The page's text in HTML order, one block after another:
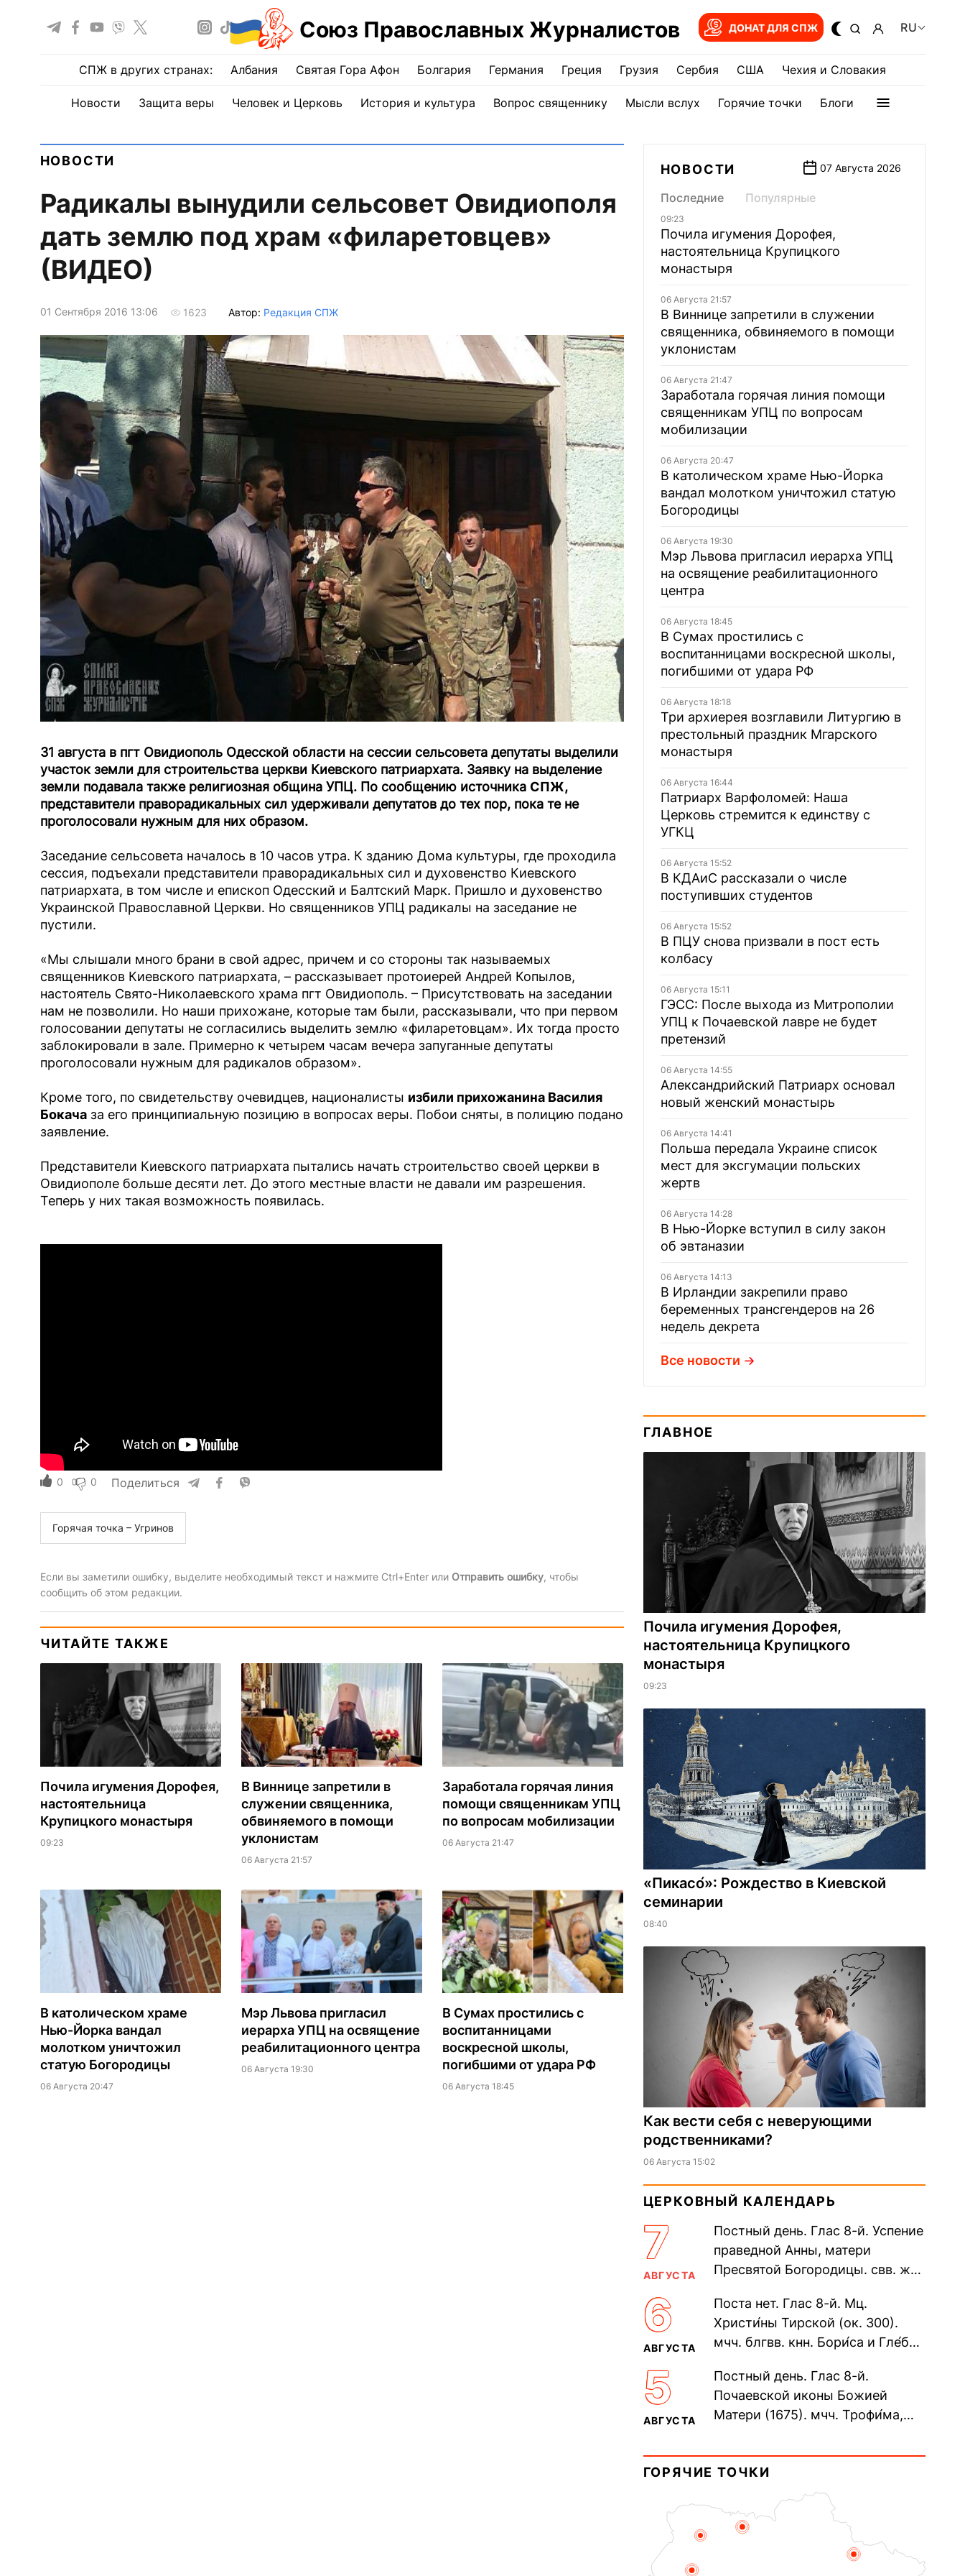
Союз Православных Журналистов ДОНАТ ДЛЯ СПЖ RU
СПЖ в других странах: Албания Святая Гора Афон Болгария Германия Греция Грузия Сербия США Чехия и Словакия
Новости Защита веры Человек и Церковь История и культура Вопрос священнику Мысли вслух Горячие точки Блоги
НОВОСТИ
Радикалы вынудили сельсовет Овидиополя
дать землю под храм «филаретовцев»
(ВИДЕО)
01 Сентября 2016 13:06 1623 Автор: Редакция СПЖ
31 августа в пгт Овидиополь Одесской области на сессии сельсовета депутаты выделили
участок земли для строительства церкви Киевского патриархата. Заявку на выделение
земли подавала также религиозная община УПЦ. По сообщению источника СПЖ,
представители праворадикальных сил удерживали депутатов до тех пор, пока те не
проголосовали нужным для них образом.
Заседание сельсовета началось в 10 часов утра. К зданию Дома культуры, где проходила
сессия, подъехали представители праворадикальных сил и духовенство Киевского
патриархата, в том числе и епископ Одесский и Балтский Марк. Пришло и духовенство
Украинской Православной Церкви. Но священников УПЦ радикалы на заседание не
пустили.
«Мы слышали много брани в свой адрес, причем и со стороны так называемых
священников Киевского патриархата, – рассказывает протоиерей Андрей Копылов,
настоятель Свято-Николаевского храма пгт Овидиополь. – Присутствовать на заседании
нам не позволили. Но наши прихожане, которые там были, рассказывали, что при первом
голосовании депутаты не согласились выделить землю «филаретовцам». Их тогда просто
заблокировали в зале. Примерно к четырем часам вечера запуганные депутаты
проголосовали нужным для радикалов образом».
Кроме того, по свидетельству очевидцев, националисты избили прихожанина Василия
Бокачаза его принципиальную позицию в вопросах веры. Побои сняты, в полицию подано
заявление.
Представители Киевского патриархата пытались начать строительство своей церкви в
Овидиополе больше десяти лет. До этого местные власти не давали им разрешения.
Теперь у них такая возможность появилась.
0 0 Поделиться
Горячая точка – Угринов
Если вы заметили ошибку, выделите необходимый текст и нажмите Ctrl+Enter или Отправить ошибку, чтобы
сообщить об этом редакции.
ЧИТАЙТЕ ТАКЖЕ
Почила игумения Дорофея,
настоятельница
Крупицкого монастыря
09:23
В Виннице запретили в
служении священника,
обвиняемого в помощи
уклонистам
06 Августа 21:57
Заработала горячая линия
помощи священникам УПЦ
по вопросам мобилизации
06 Августа 21:47
В католическом храме
Нью-Йорка вандал
молотком уничтожил
статую Богородицы
06 Августа 20:47
Мэр Львова пригласил
иерарха УПЦ на освящение
реабилитационного центра
06 Августа 19:30
В Сумах простились с
воспитанницами
воскресной школы,
погибшими от удара РФ
06 Августа 18:45
НОВОСТИ 07 Августа 2026
Последние Популярные
09:23
Почила игумения Дорофея,
настоятельница Крупицкого
монастыря
06 Августа 21:57
В Виннице запретили в служении
священника, обвиняемого в помощи
уклонистам
06 Августа 21:47
Заработала горячая линия помощи
священникам УПЦ по вопросам
мобилизации
06 Августа 20:47
В католическом храме Нью-Йорка
вандал молотком уничтожил статую
Богородицы
06 Августа 19:30
Мэр Львова пригласил иерарха УПЦ
на освящение реабилитационного
центра
06 Августа 18:45
В Сумах простились с
воспитанницами воскресной школы,
погибшими от удара РФ
06 Августа 18:18
Три архиерея возглавили Литургию в
престольный праздник Мгарского
монастыря
06 Августа 16:44
Патриарх Варфоломей: Наша
Церковь стремится к единству с
УГКЦ
06 Августа 15:52
В КДАиС рассказали о числе
поступивших студентов
06 Августа 15:52
В ПЦУ снова призвали в пост есть
колбасу
06 Августа 15:11
ГЭСС: После выхода из Митрополии
УПЦ к Почаевской лавре не будет
претензий
06 Августа 14:55
Александрийский Патриарх основал
новый женский монастырь
06 Августа 14:41
Польша передала Украине список
мест для эксгумации польских
жертв
06 Августа 14:28
В Нью-Йорке вступил в силу закон
об эвтаназии
06 Августа 14:13
В Ирландии закрепили право
беременных трансгендеров на 26
недель декрета
Все новости
ГЛАВНОЕ
Почила игумения Дорофея,
настоятельница Крупицкого
монастыря
09:23
«Пикасо́»: Рождество в Киевской
семинарии
08:40
Как вести себя с неверующими
родственниками?
06 Августа 15:02
ЦЕРКОВНЫЙ КАЛЕНДАРЬ
7
АВГУСТА
Постный день. Глас 8-й. Успение
праведной Анны, матери
Пресвятой Богородицы. свв. жен
прп. Евпракси́и девы,...
6
АВГУСТА
Поста нет. Глас 8-й. Мц.
Христи́ны Тирской (ок. 300).
мчч. блгвв. кнн. Бори́са и Гле́ба,
Дави́да (1015). Прп....
5
АВГУСТА
Постный день. Глас 8-й.
Почаевской иконы Божией
Матери (1675). мчч. Трофи́ма,
мучеников (284–305). прав.
воина Фео́дора...
ГОРЯЧИЕ ТОЧКИ